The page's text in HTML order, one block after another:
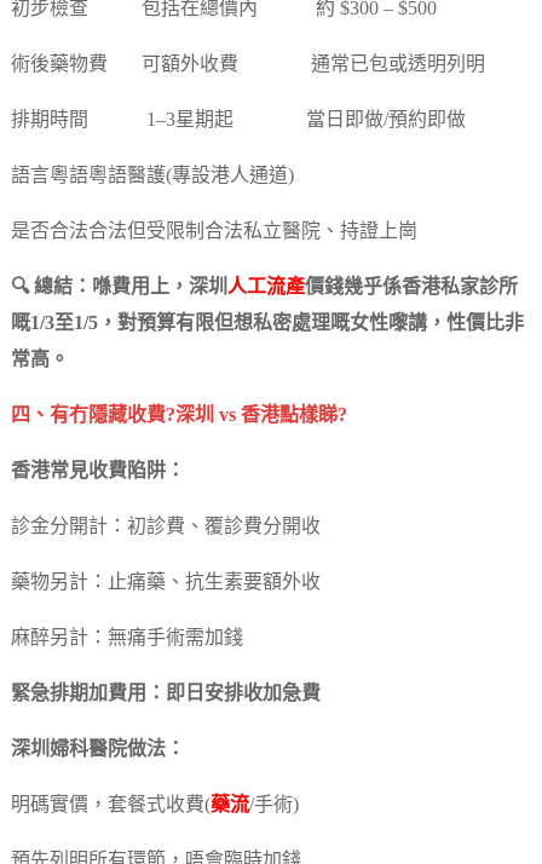
初步檢查 包括在總價內 約 $300 – $500
術後藥物費 可額外收費 通常已包或透明列明
排期時間 1–3星期起 當日即做/預約即做
語言粵語粵語醫護(專設港人通道)
是否合法合法但受限制合法私立醫院、持證上崗
🔍 總結：喺費用上，深圳 人工流產價錢幾乎係香港私家診所
嘅1/3至1/5，對預算有限但想私密處理嘅女性嚟講，性價比非
常高。
四、有冇隱藏收費?深圳 vs 香港點樣睇?
香港常見收費陷阱：
診金分開計：初診費、覆診費分開收
藥物另計：止痛藥、抗生素要額外收
麻醉另計：無痛手術需加錢
緊急排期加費用：即日安排收加急費
深圳婦科醫院做法：
明碼實價，套餐式收費(藥流/手術)